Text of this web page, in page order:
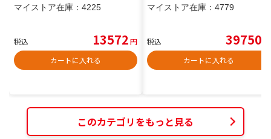
マイストア在庫： 4225
税込 13572円
カートに入れる
マイストア在庫： 4779
税込 39750
カートに入れる
このカテゴリをもっと見る